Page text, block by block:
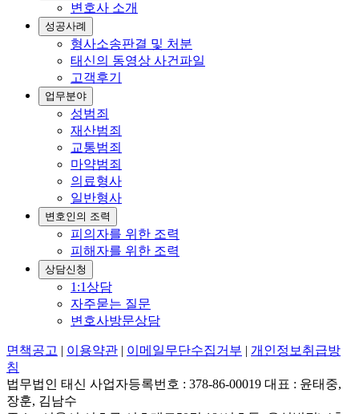
변호사 소개
성공사례
형사소송판결 및 처분
태신의 동영상 사건파일
고객후기
업무분야
성범죄
재산범죄
교통범죄
마약범죄
의료형사
일반형사
변호인의 조력
피의자를 위한 조력
피해자를 위한 조력
상담신청
1:1상담
자주묻는 질문
변호사방문상담
면책공고 | 이용약관 | 이메일무단수집거부 | 개인정보취급방
침
법무법인 태신 사업자등록번호 : 378-86-00019 대표 : 윤태중,
장훈, 김남수